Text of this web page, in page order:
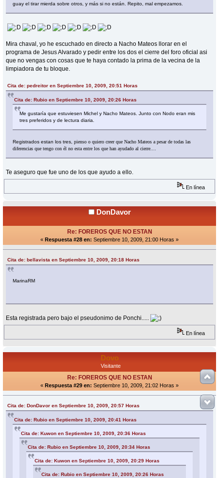
guay el tirar mierda sobre otros, y más si no están. Repito, mal empezamos.
Mira chaval, yo he escuchado en directo a Nacho Mateos llorar en el
programa de Jesus Alvarado y pedir entre los dos el cierre del foro oficial asi
que no vengas con cosas que te haya contado la prima de la vecina de la
limpiadora de tu bloque.
Cita de: pedreitor en Septiembre 10, 2009, 20:51 Horas
Cita de: Rubio en Septiembre 10, 2009, 20:26 Horas
Me gustaría que estuviesen Michel y Nacho Mateos. Junto con Nodo eran mis
tres preferidos y de lectura diaria.
Registrados estan los tres,pienso o quiero creer que Nacho Mateos a pesar de todas las
diferencias que tengo con él no esta entre los que han ayudado al cierre....
Te aseguro que fue uno de los que ayudo a ello.
En línea
DonDavor
Re: FOREROS QUE NO ESTAN
« Respuesta #28 en: Septiembre 10, 2009, 21:00 Horas »
Cita de: bellavista en Septiembre 10, 2009, 20:18 Horas
MarinaRM
Esta registrada pero bajo el pseudonimo de Ponchi.....
En línea
Dovo
Visitante
Re: FOREROS QUE NO ESTAN
« Respuesta #29 en: Septiembre 10, 2009, 21:02 Horas »
Cita de: DonDavor en Septiembre 10, 2009, 20:57 Horas
Cita de: Rubio en Septiembre 10, 2009, 20:41 Horas
Cita de: Kuwon en Septiembre 10, 2009, 20:36 Horas
Cita de: Rubio en Septiembre 10, 2009, 20:34 Horas
Cita de: Kuwon en Septiembre 10, 2009, 20:29 Horas
Cita de: Rubio en Septiembre 10, 2009, 20:26 Horas